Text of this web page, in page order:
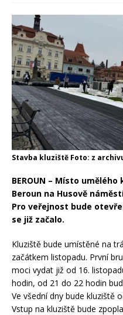
Stavba kluziště Foto: z
BEROUN – Místo
Beroun na Husově
Pro veřejnost bude
se již začalo.
Kluziště bude umístěné na
začátkem listopadu. První
moci vydat již od 16.
hodin, od 21 do 22 hodin
Ve všední dny bude kluziště
Vstup na kluziště bude